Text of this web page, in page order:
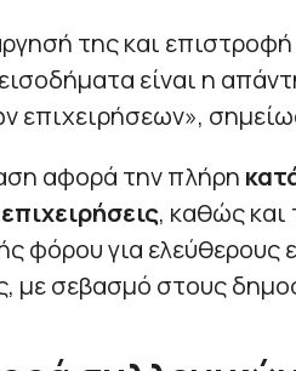
της και
είναι η
επιχειρήσεων»,
αφορά την πλήρη
, καθώς και
φόρου για ελεύθερους
με σεβασμό στους